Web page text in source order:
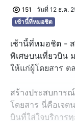
151
วันที่ 12 ธ.ค.
เช้านี้ที่หมอชิต
เช้านี้ที่หมอชิต -
พิเศษบนเที่ยวบิน
ให้แก่ผู้โดยสาร ต
สร้างประสบการ
โดยสาร นี่คือเจต
บินที่ใส่ใจบริการ